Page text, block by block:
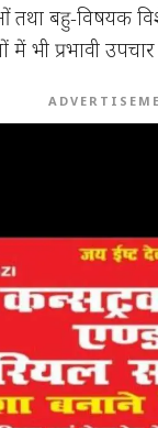
तथा बहु-विषयक
भी प्रभावी